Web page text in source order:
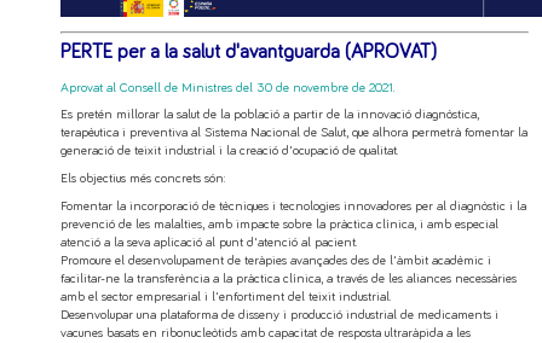
PERTE per a la salut d'avantguarda (APROVAT)
Aprovat al Consell de Ministres del 30 de novembre de 2021
Es pretén millorar la salut de la població a partir de la innovació diagnòstica,
terapèutica i preventiva al Sistema Nacional de Salut, que alhora permetrà fomentar la
generació de teixit industrial i la creació d'ocupació de qualitat.
Els objectius més concrets són:
Fomentar la incorporació de tècniques i tecnologies innovadores per al diagnòstic i la
prevenció de les malalties, amb impacte sobre la pràctica clínica, i amb especial
atenció a la seva aplicació al punt d'atenció al pacient.
Promoure el desenvolupament de teràpies avançades des de l'àmbit acadèmic i
facilitar-ne la transferència a la pràctica clínica, a través de les aliances necessàries
amb el sector empresarial i l'enfortiment del teixit industrial.
Desenvolupar una plataforma de disseny i producció industrial de medicaments i
vacunes basats en ribonucleòtids amb capacitat de resposta ultraràpida a les